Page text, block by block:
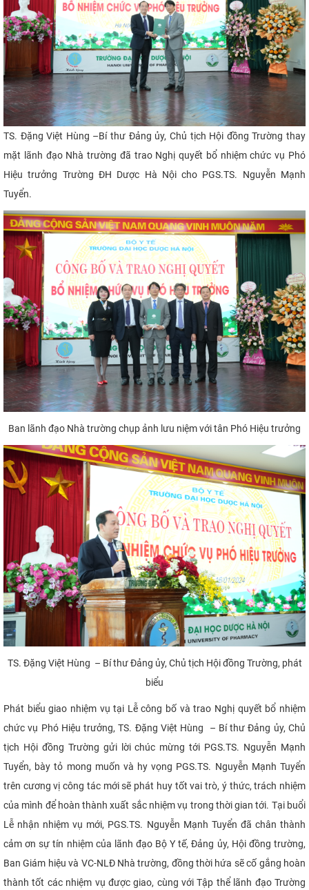
TS. Đặng Việt Hùng –Bí thư Đảng ủy, Chủ tịch Hội đồng Trường thay
mặt lãnh đạo Nhà trường đã trao Nghị quyết bổ nhiệm chức vụ Phó
Hiệu trưởng Trường ĐH Dược Hà Nội cho PGS.TS. Nguyễn Mạnh
Tuyển.
Ban lãnh đạo Nhà trường chụp ảnh lưu niệm với tân Phó Hiệu trưởng
TS. Đặng Việt Hùng – Bí thư Đảng ủy, Chủ tịch Hội đồng Trường, phát
biểu
Phát biểu giao nhiệm vụ tại Lễ công bố và trao Nghị quyết bổ nhiệm
chức vụ Phó Hiệu trưởng, TS. Đặng Việt Hùng – Bí thư Đảng ủy, Chủ
tịch Hội đồng Trường gửi lời chúc mừng tới PGS.TS. Nguyễn Mạnh
Tuyển, bày tỏ mong muốn và hy vọng PGS.TS. Nguyễn Mạnh Tuyển
trên cương vị công tác mới sẽ phát huy tốt vai trò, ý thức, trách nhiệm
của mình để hoàn thành xuất sắc nhiệm vụ trong thời gian tới. Tại buổi
Lễ nhận nhiệm vụ mới, PGS.TS. Nguyễn Mạnh Tuyển đã chân thành
cảm ơn sự tín nhiệm của lãnh đạo Bộ Y tế, Đảng ủy, Hội đồng trường,
Ban Giám hiệu và VC-NLĐ Nhà trường, đồng thời hứa sẽ cố gắng hoàn
thành tốt các nhiệm vụ được giao, cùng với Tập thể lãnh đạo Trường